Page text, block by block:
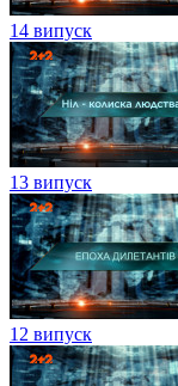
14 випуск
13 випуск
12 випуск